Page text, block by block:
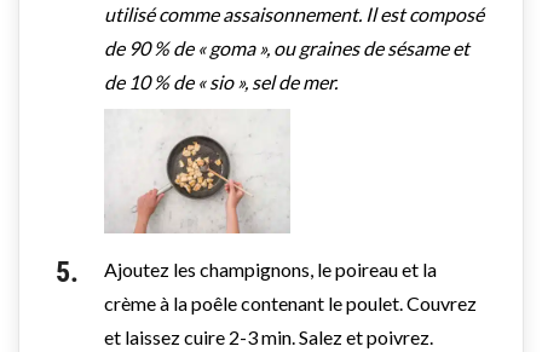
utilisé comme assaisonnement. Il est composé
de 90 % de « goma », ou graines de sésame et
de 10 % de « sio », sel de mer.
Ajoutez les champignons, le poireau et la
crème à la poêle contenant le poulet. Couvrez
et laissez cuire 2-3 min. Salez et poivrez.